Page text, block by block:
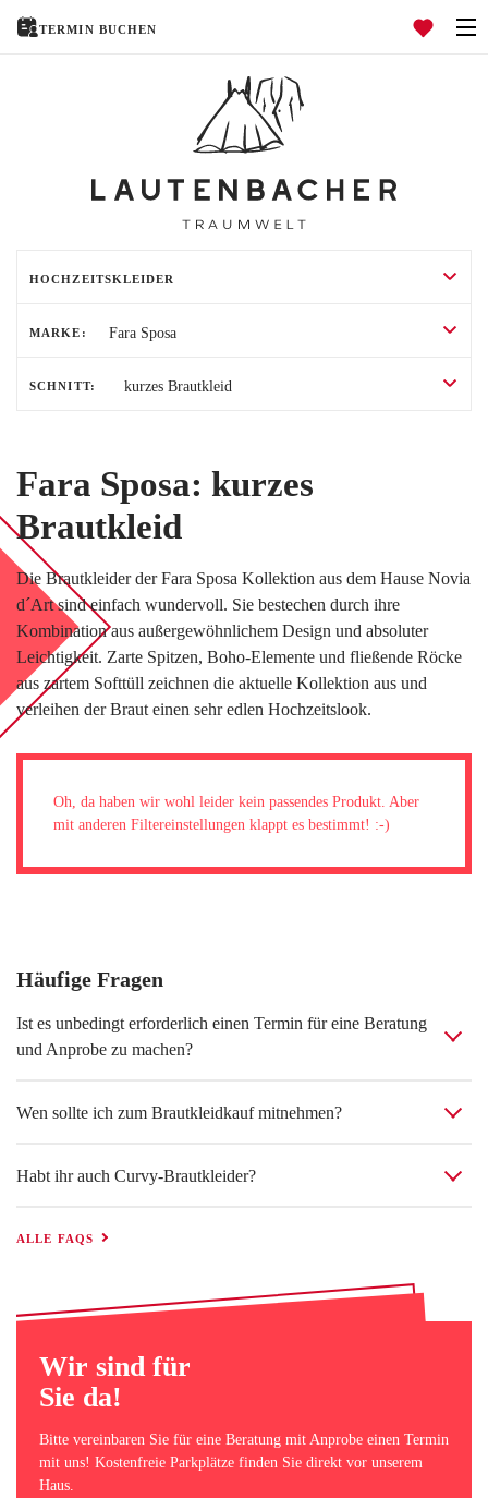
TERMIN BUCHEN
BLOG
LOVEBOX
FAQ
FAVORITEN
TERMIN BUCHEN
MARKE:
SCHNITT:
Fara Sposa: kurzes
Brautkleid
Die Brautkleider der Fara Sposa Kollektion aus dem Hause Novia
d´Art sind einfach wundervoll. Sie bestechen durch ihre
Kombination aus außergewöhnlichem Design und absoluter
Leichtigkeit. Zarte Spitzen, Boho-Elemente und fließende Röcke
aus zartem Softtüll zeichnen die aktuelle Kollektion aus und
verleihen der Braut einen sehr edlen Hochzeitslook.
Oh, da haben wir wohl leider kein passendes Produkt. Aber
mit anderen Filtereinstellungen klappt es bestimmt! :-)
Häufige Fragen
Ist es unbedingt erforderlich einen Termin für eine Beratung
und Anprobe zu machen?
Wen sollte ich zum Brautkleidkauf mitnehmen?
Habt ihr auch Curvy-Brautkleider?
ALLE FAQS
Wir sind für
Sie da!
Bitte vereinbaren Sie für eine Beratung mit Anprobe einen Termin
mit uns! Kostenfreie Parkplätze finden Sie direkt vor unserem
Haus.